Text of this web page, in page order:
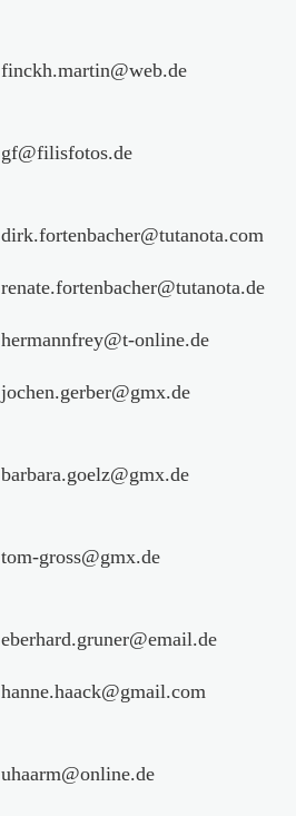
finckh.martin@web.de
gf@filisfotos.de
dirk.fortenbacher@tutanota.com
renate.fortenbacher@tutanota.de
hermannfrey@t-online.de
jochen.gerber@gmx.de
barbara.goelz@gmx.de
tom-gross@gmx.de
eberhard.gruner@email.de
hanne.haack@gmail.com
uhaarm@online.de